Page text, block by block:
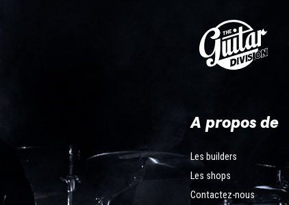
A propos de
Les builders
Les shops
Contactez-nous